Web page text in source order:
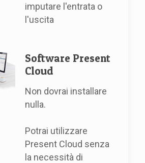
imputare l'entrata o
l'uscita
Software Present
Cloud
Non dovrai installare
nulla.
Potrai utilizzare
Present Cloud senza
la necessità di